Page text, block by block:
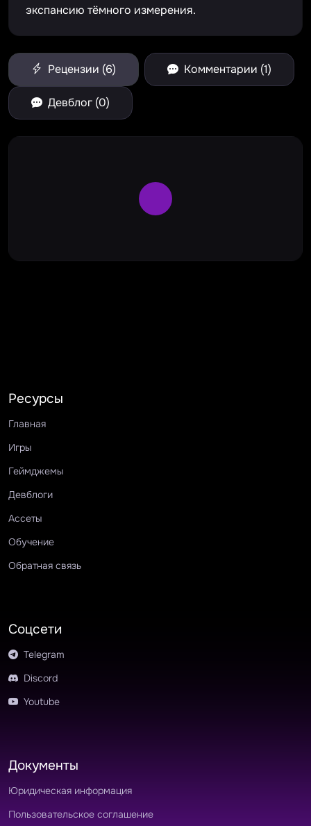
экспансию тёмного измерения.
Рецензии (6) Комментарии (1)
Девблог (0)
Ресурсы
Главная
Игры
Геймджемы
Девблоги
Ассеты
Обучение
Обратная связь
Соцсети
Telegram
Discord
Youtube
Документы
Юридическая информация
Пользовательское соглашение